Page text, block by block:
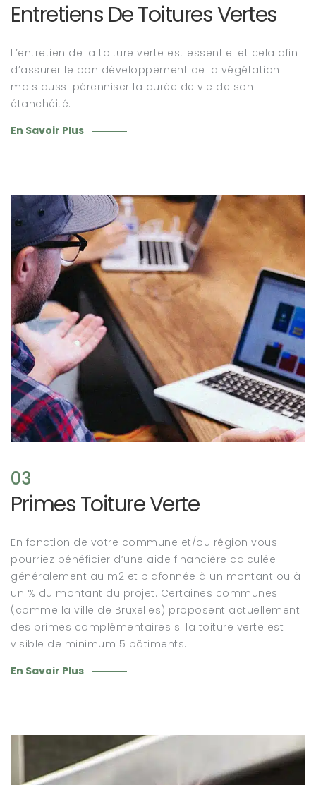
Entretiens De Toitures Vertes
L’entretien de la toiture verte est essentiel et cela afin
d’assurer le bon développement de la végétation
mais aussi pérenniser la durée de vie de son
étanchéité.
En Savoir Plus
03
Primes Toiture Verte
En fonction de votre commune et/ou région vous
pourriez bénéficier d’une aide financière calculée
généralement au m2 et plafonnée à un montant ou à
un % du montant du projet. Certaines communes
(comme la ville de Bruxelles) proposent actuellement
des primes complémentaires si la toiture verte est
visible de minimum 5 bâtiments.
En Savoir Plus